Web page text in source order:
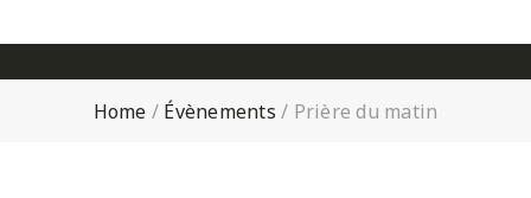
Home / Évènements / Prière du matin